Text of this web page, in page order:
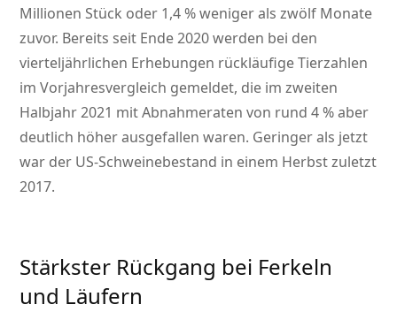
Millionen Stück oder 1,4 % weniger als zwölf Monate
zuvor. Bereits seit Ende 2020 werden bei den
vierteljährlichen Erhebungen rückläufige Tierzahlen
im Vorjahresvergleich gemeldet, die im zweiten
Halbjahr 2021 mit Abnahmeraten von rund 4 % aber
deutlich höher ausgefallen waren. Geringer als jetzt
war der US-Schweinebestand in einem Herbst zuletzt
2017.
Stärkster Rückgang bei Ferkeln
und Läufern